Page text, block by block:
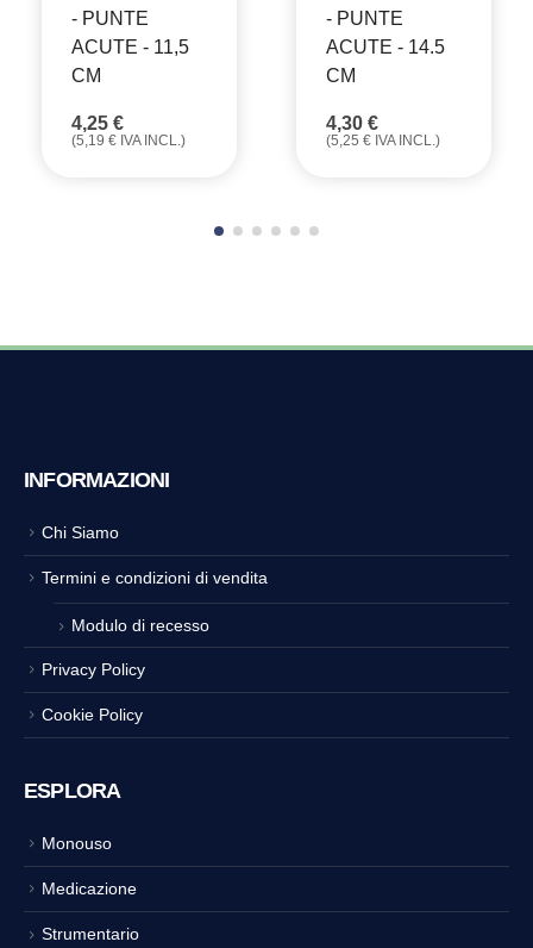
- PUNTE
ACUTE - 11,5
CM
4,25 €
(5,19 € IVA INCL.)
- PUNTE
ACUTE - 14.5
CM
4,30 €
(5,25 € IVA INCL.)
INFORMAZIONI
Chi Siamo
Termini e condizioni di vendita
Modulo di recesso
Privacy Policy
Cookie Policy
ESPLORA
Monouso
Medicazione
Strumentario